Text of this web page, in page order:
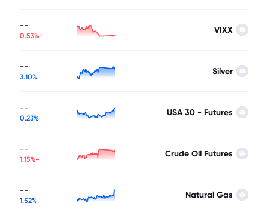
VIXX
--
-0.53%
Silver
--
3.10%
USA 30 - Futures
--
0.23%
Crude Oil Futures
--
-1.15%
Natural Gas
--
1.52%